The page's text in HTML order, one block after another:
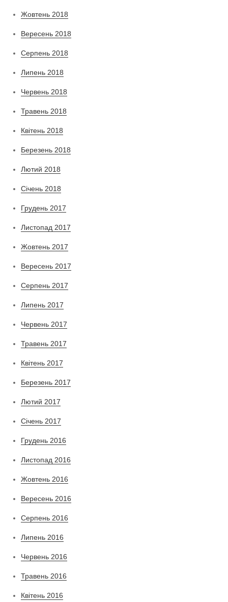
Жовтень 2018
Вересень 2018
Серпень 2018
Липень 2018
Червень 2018
Травень 2018
Квітень 2018
Березень 2018
Лютий 2018
Січень 2018
Грудень 2017
Листопад 2017
Жовтень 2017
Вересень 2017
Серпень 2017
Липень 2017
Червень 2017
Травень 2017
Квітень 2017
Березень 2017
Лютий 2017
Січень 2017
Грудень 2016
Листопад 2016
Жовтень 2016
Вересень 2016
Серпень 2016
Липень 2016
Червень 2016
Травень 2016
Квітень 2016